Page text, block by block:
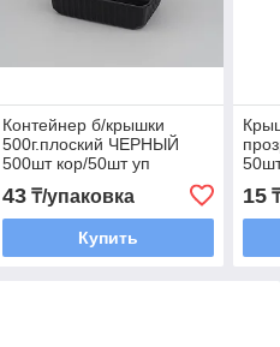
Контейнер б/крышки
500г.плоский ЧЕРНЫЙ
500шт кор/50шт уп
43₸/упаковка
Купить
15